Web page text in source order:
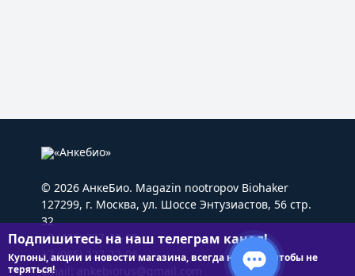
© 2026 АнкеБио. Magazin nootropov Biohaker
127299, г. Москва, ул. Шоссе Энтузиастов, 56 стр.
32
+7 (495) 227-22-05
+7 (985) 227-22-05
Email: ankebiorus@gmail.com
Подпишитесь на наш телеграм канал!
Купоны, акции и новости магазина, всегда на связи чтобы не
теряться!